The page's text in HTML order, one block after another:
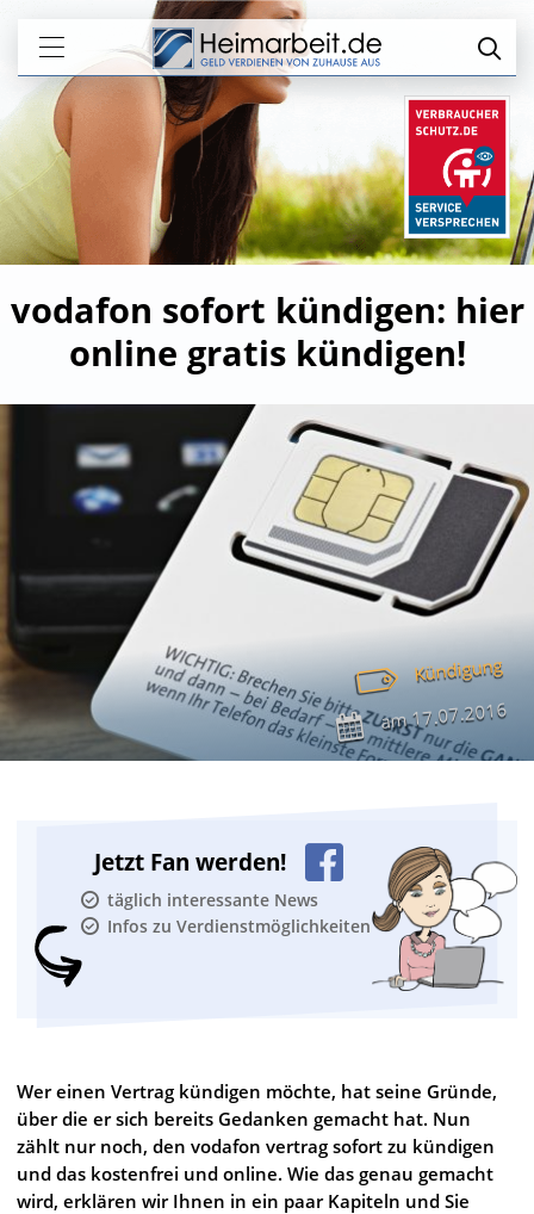
vodafon sofort kündigen: hier
online gratis kündigen!
Kündigung
am17.07.2016
Jetzt Fan werden!
täglich interessante News
Infos zu Verdienstmöglichkeiten
Wer einen Vertrag kündigen möchte, hat seine Gründe,
über die er sich bereits Gedanken gemacht hat. Nun
zählt nur noch, den vodafon vertrag sofort zu kündigen
und das kostenfrei und online. Wie das genau gemacht
wird, erklären wir Ihnen in ein paar Kapiteln und Sie